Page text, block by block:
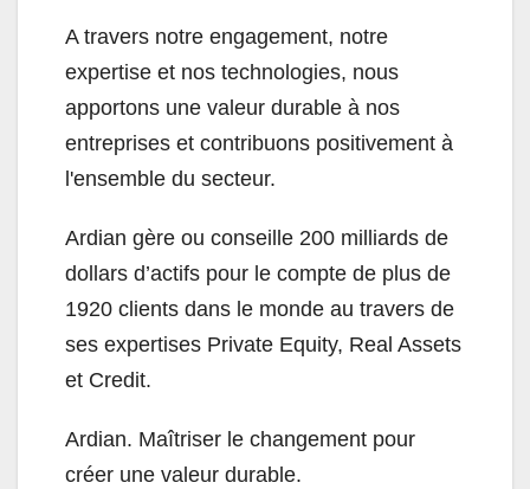
A travers notre engagement, notre
expertise et nos technologies, nous
apportons une valeur durable à nos
entreprises et contribuons positivement à
l'ensemble du secteur.
Ardian gère ou conseille 200 milliards de
dollars d’actifs pour le compte de plus de
1920 clients dans le monde au travers de
ses expertises Private Equity, Real Assets
et Credit.
Ardian. Maîtriser le changement pour
créer une valeur durable.